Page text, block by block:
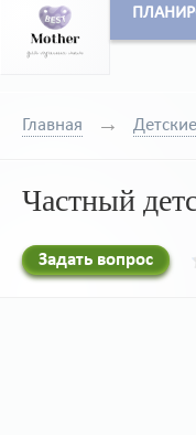
Главная
Частный
Задать вопрос